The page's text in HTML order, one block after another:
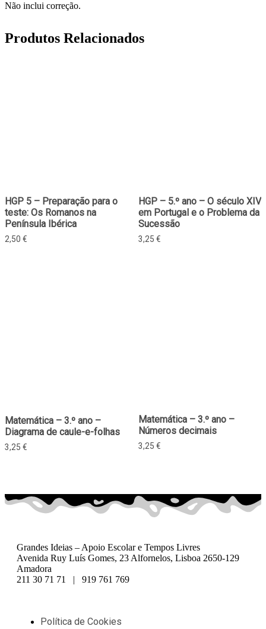
Não inclui correção.
Produtos Relacionados
HGP 5 – Preparação para o
teste: Os Romanos na
Península Ibérica
2,50 €
HGP – 5.º ano – O século XIV
em Portugal e o Problema da
Sucessão
3,25 €
Matemática – 3.º ano –
Diagrama de caule-e-folhas
3,25 €
Matemática – 3.º ano –
Números decimais
3,25 €
Grandes Ideias – Apoio Escolar e Tempos Livres
Avenida Ruy Luís Gomes, 23 Alfornelos, Lisboa 2650-129
Amadora
211 30 71 71 | 919 761 769
Política de Cookies